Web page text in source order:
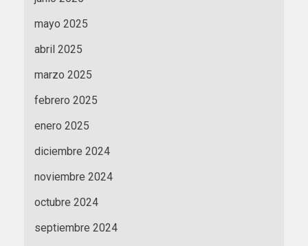
mayo 2025
abril 2025
marzo 2025
febrero 2025
enero 2025
diciembre 2024
noviembre 2024
octubre 2024
septiembre 2024